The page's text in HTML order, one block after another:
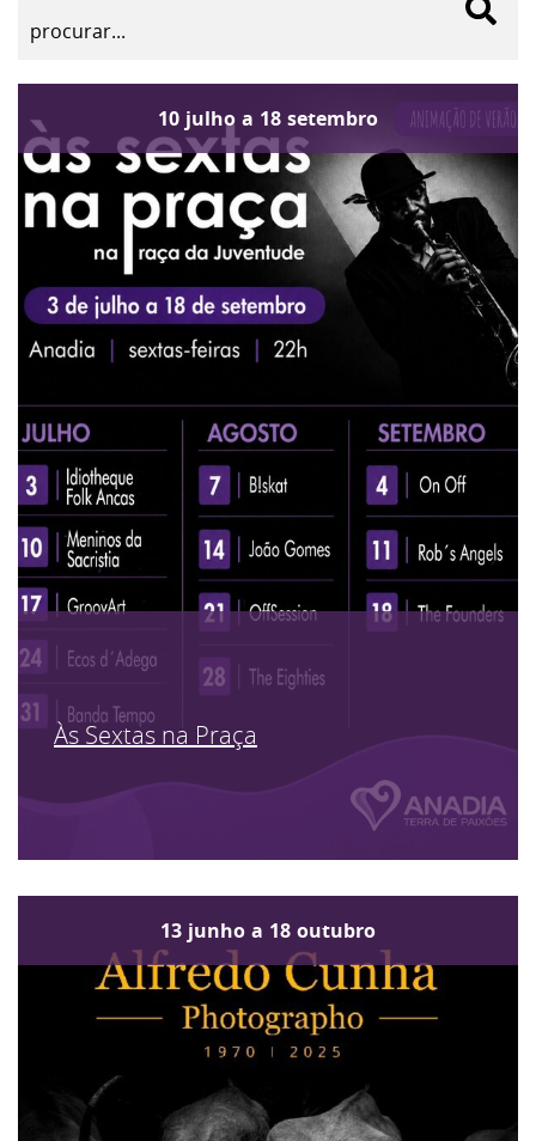
10 julho a 18 setembro
Às Sextas na Praça
13 junho a 18 outubro